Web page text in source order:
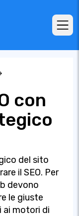
con
del sito
il SEO. Per
devono
le giuste
ai motori di